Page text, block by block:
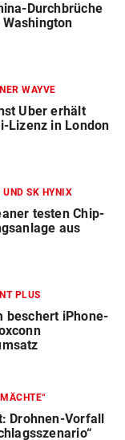
Durchbrüche
WAYVE
Uber erhält
Lizenz in London
UND SK HYNIX
testen Chip-
aus
PLUS
beschert iPhone-
Drohnen-Vorfall